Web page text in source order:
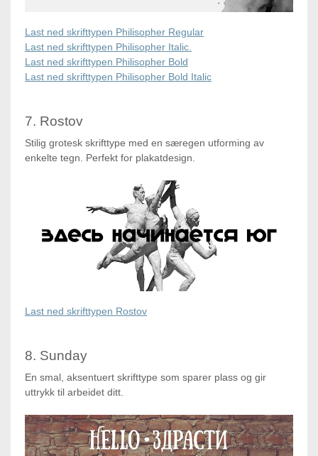
Last ned skrifttypen Philisopher Regular
Last ned skrifttypen Philisopher Italic.
Last ned skrifttypen Philisopher Bold
Last ned skrifttypen Philisopher Bold Italic
7. Rostov
Stilig grotesk skrifttype med en særegen utforming av
enkelte tegn. Perfekt for plakatdesign.
Last ned skrifttypen Rostov
8. Sunday
En smal, aksentuert skrifttype som sparer plass og gir
uttrykk til arbeidet ditt.